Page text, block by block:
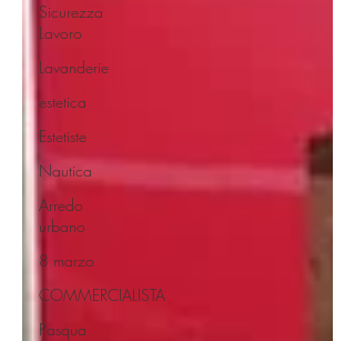
Sicurezza
Lavoro
Lavanderie
estetica
Estetiste
Nautica
Arredo
urbano
8 marzo
COMMERCIALISTA
Pasqua